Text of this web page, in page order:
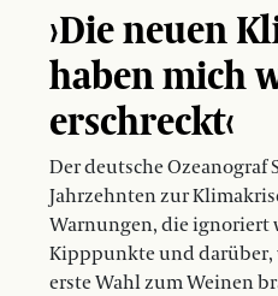
›Die neuen
haben mich
erschreckt‹
Der deutsche Ozeanograf
Jahrzehnten zur
Warnungen, die ignoriert
Kipppunkte und darüber,
erste Wahl zum Weinen